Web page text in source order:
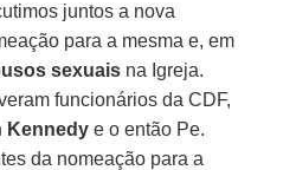
juntos a nova
para a mesma e, em
sexuais na Igreja.
funcionários da CDF,
Kennedy e o então Pe.
da nomeação para a